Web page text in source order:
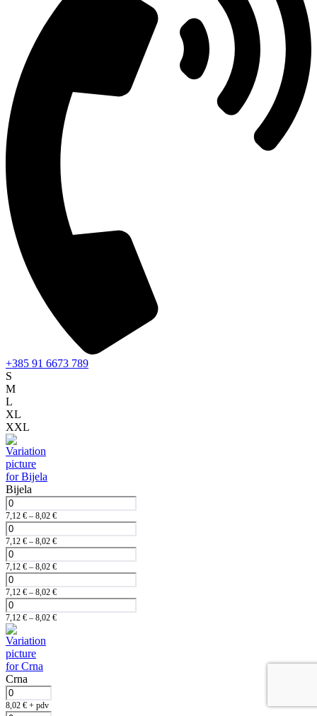
+385 91 6673 789
S
M
L
XL
XXL
Bijela
7,12 € – 8,02 €
7,12 € – 8,02 €
7,12 € – 8,02 €
7,12 € – 8,02 €
7,12 € – 8,02 €
Crna
8,02 € + pdv